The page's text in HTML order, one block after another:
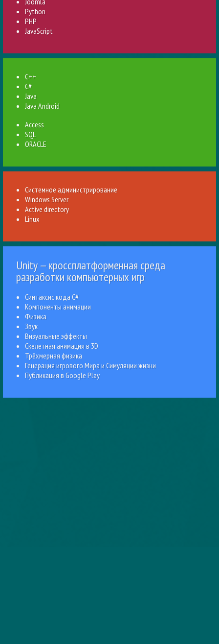
Python
PHP
JavaScript
C++
C#
Java
Java Android
Access
SQL
ORACLE
Системное администрирование
Windows Server
Active directory
Linux
Unity — кроссплатформенная среда
разработки компьютерных игр
Синтаксис кода C#
Компоненты анимации
Физика
Звук
Визуальные эффекты
Скелетная анимация в 3D
Трёхмерная физика
Генерация игрового Мира и Симуляции жизни
Публикация в Google Play